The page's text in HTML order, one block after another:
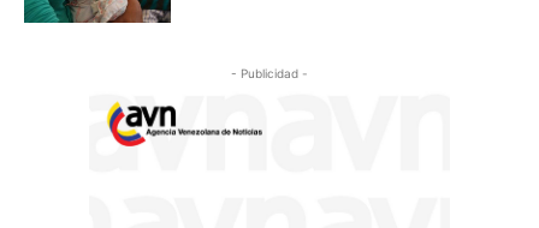
- Publicidad -